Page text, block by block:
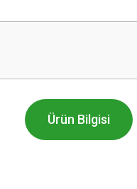
Ürün Bilgisi